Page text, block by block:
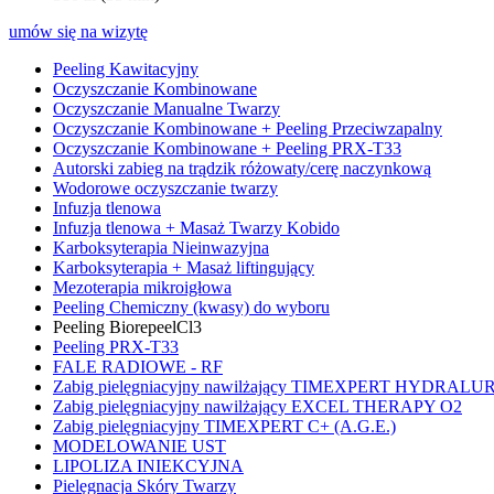
umów się na wizytę
Peeling Kawitacyjny
Oczyszczanie Kombinowane
Oczyszczanie Manualne Twarzy
Oczyszczanie Kombinowane + Peeling Przeciwzapalny
Oczyszczanie Kombinowane + Peeling PRX-T33
Autorski zabieg na trądzik różowaty/cerę naczynkową
Wodorowe oczyszczanie twarzy
Infuzja tlenowa
Infuzja tlenowa + Masaż Twarzy Kobido
Karboksyterapia Nieinwazyjna
Karboksyterapia + Masaż liftingujący
Mezoterapia mikroigłowa
Peeling Chemiczny (kwasy) do wyboru
Peeling BiorepeelCl3
Peeling PRX-T33
FALE RADIOWE - RF
Zabig pielęgniacyjny nawilżający TIMEXPERT
Zabig pielęgniacyjny nawilżający EXCEL THERAPY O2
Zabig pielęgniacyjny TIMEXPERT C+ (A.G.E.)
MODELOWANIE UST
LIPOLIZA INIEKCYJNA
Pielęgnacja Skóry Twarzy